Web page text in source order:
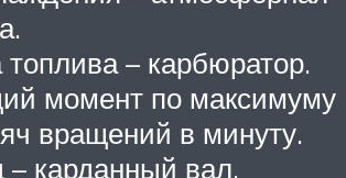
– карбюратор.
момент по максимуму
вращений в минуту.
– карданный вал.